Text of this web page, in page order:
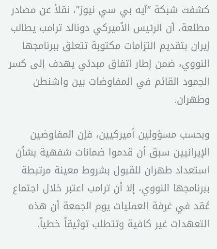
كشفت شبكة “آيه بي سي نيوز”، نقلاً عن مصادر
مطلعة، أن الرئيس الأميركي دونالد ترامب يطالب
إيران بتقديم التزامات مكتوبة تتعلق ببرنامجها
النووي، ضمن إطار اتفاق مبدئي يهدف إلى كسر
الجمود القائم في المفاوضات بين واشنطن
وطهران.
وبحسب مسؤولين أميركيين، فإن المفاوضين
الإيرانيين سبق أن قدموا ضمانات شفهية بشأن
استعداد طهران للقبول بشروط معينة مرتبطة
ببرنامجها النووي، إلا أن ترامب اعتبر خلال اجتماع
عُقد في غرفة العمليات يوم الجمعة أن هذه
التعهدات غير كافية وتتطلب توثيقاً خطياً.